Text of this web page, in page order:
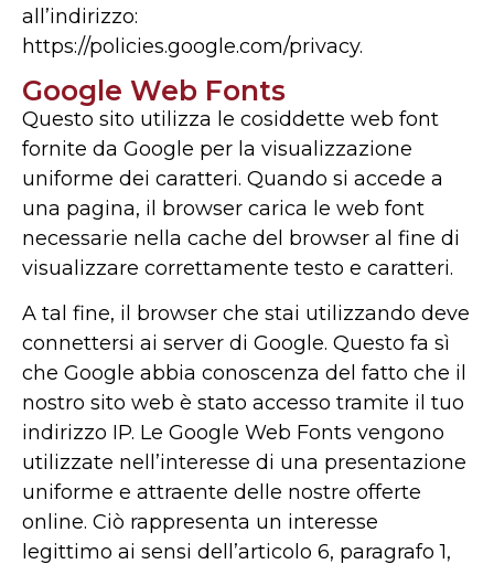
all’indirizzo:
https://policies.google.com/privacy.
Google Web Fonts
Questo sito utilizza le cosiddette web font
fornite da Google per la visualizzazione
uniforme dei caratteri. Quando si accede a
una pagina, il browser carica le web font
necessarie nella cache del browser al fine di
visualizzare correttamente testo e caratteri.
A tal fine, il browser che stai utilizzando deve
connettersi ai server di Google. Questo fa sì
che Google abbia conoscenza del fatto che il
nostro sito web è stato accesso tramite il tuo
indirizzo IP. Le Google Web Fonts vengono
utilizzate nell’interesse di una presentazione
uniforme e attraente delle nostre offerte
online. Ciò rappresenta un interesse
legittimo ai sensi dell’articolo 6, paragrafo 1,